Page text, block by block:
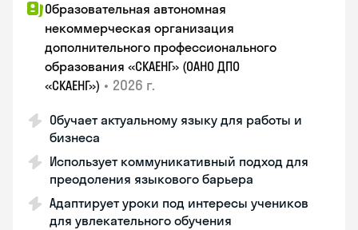
Образовательная автономная
некоммерческая организация
дополнительного профессионального
образования «СКАЕНГ» (ОАНО ДПО
«СКАЕНГ») • 2026 г.
Обучает актуальному языку для работы и
бизнеса
Использует коммуникативный подход для
преодоления языкового барьера
Адаптирует уроки под интересы учеников
для увлекательного обучения